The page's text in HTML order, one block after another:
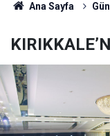
Ana Sayfa